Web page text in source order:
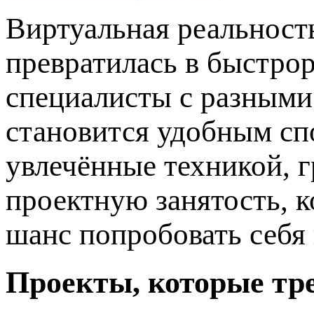
Виртуальная
превратилась в
специалисты с
становится удобным
увлечённые техникой,
проектную занятость,
шанс попробовать
Проекты, которые